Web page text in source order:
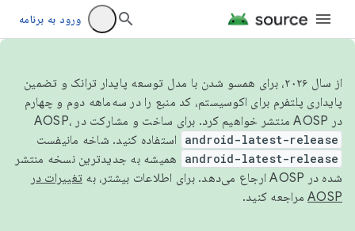
ورود به برنامه
از سال ۲۰۲۶، برای همسو شدن با مدل توسعه پایدار ترانک و تضمین
پایداری پلتفرم برای اکوسیستم، کد منبع را در سه‌ماهه دوم و چهارم
در AOSP منتشر خواهیم کرد. برای ساخت و مشارکت در AOSP،
android-latest-release استفاده کنید. شاخه مانیفست
android-latest-release
همیشه به جدیدترین نسخه منتشر
شده در AOSP ارجاع می‌دهد. برای اطلاعات بیشتر، به
تغییرات در
AOSP مراجعه کنید.